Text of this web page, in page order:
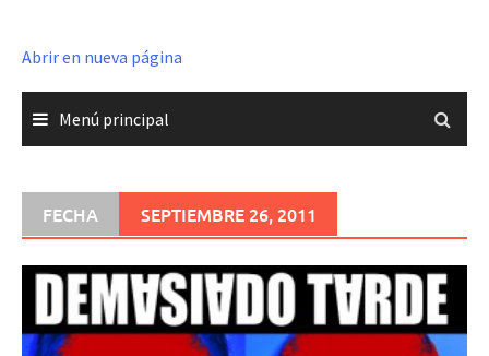
Abrir en nueva página
Menú principal
FECHA SEPTIEMBRE 26, 2011